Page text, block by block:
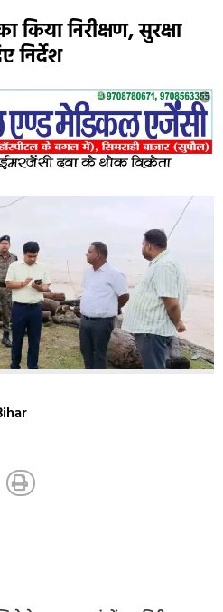
निरीक्षण, सुरक्षा
निर्देश